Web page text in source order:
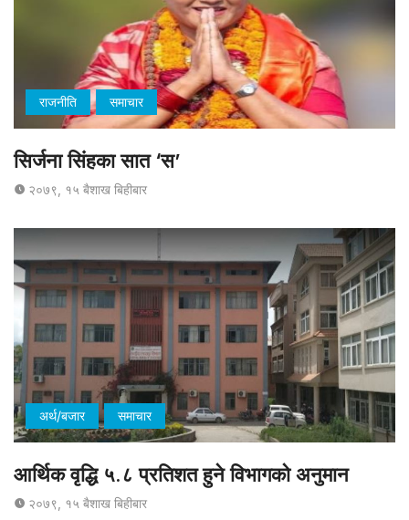
राजनीति समाचार
सिर्जना सिंहका सात ‘स’
२०७९, १५ बैशाख बिहीबार
अर्थ/बजार समाचार
आर्थिक वृद्धि ५.८ प्रतिशत हुने विभागको अनुमान
२०७९, १५ बैशाख बिहीबार